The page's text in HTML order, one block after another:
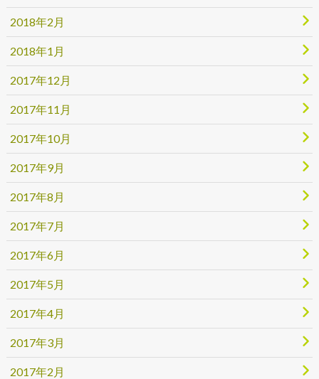
2018年2月
2018年1月
2017年12月
2017年11月
2017年10月
2017年9月
2017年8月
2017年7月
2017年6月
2017年5月
2017年4月
2017年3月
2017年2月